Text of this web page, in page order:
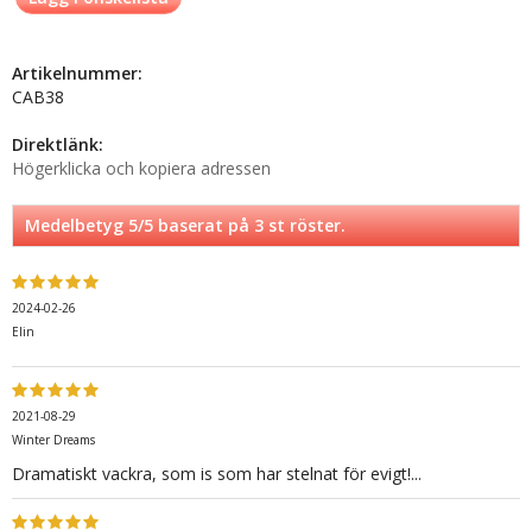
Artikelnummer:
CAB38
Direktlänk:
Högerklicka och kopiera adressen
Medelbetyg5/5 baserat på3st röster.
2024-02-26
Elin
2021-08-29
Winter Dreams
Dramatiskt vackra, som is som har stelnat för evigt!...